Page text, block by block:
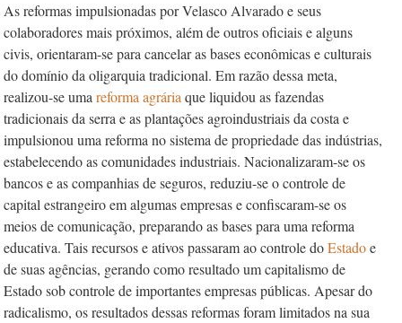
As reformas impulsionadas por Velasco Alvarado e seus
colaboradores mais próximos, além de outros oficiais e alguns
civis, orientaram-se para cancelar as bases econômicas e culturais
do domínio da oligarquia tradicional. Em razão dessa meta,
realizou-se uma reforma agrária que liquidou as fazendas
tradicionais da serra e as plantações agroindustriais da costa e
impulsionou uma reforma no sistema de propriedade das indústrias,
estabelecendo as comunidades industriais. Nacionalizaram-se os
bancos e as companhias de seguros, reduziu-se o controle de
capital estrangeiro em algumas empresas e confiscaram-se os
meios de comunicação, preparando as bases para uma reforma
educativa. Tais recursos e ativos passaram ao controle doEstadoe
de suas agências, gerando como resultado um capitalismo de
Estado sob controle de importantes empresas públicas. Apesar do
radicalismo, os resultados dessas reformas foram limitados na sua